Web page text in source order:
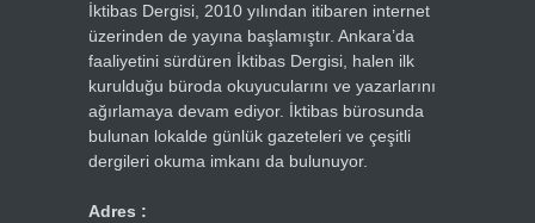
İktibas Dergisi, 2010 yılından itibaren internet
üzerinden de yayına başlamıştır. Ankara’da
faaliyetini sürdüren İktibas Dergisi, halen ilk
kurulduğu büroda okuyucularını ve yazarlarını
ağırlamaya devam ediyor. İktibas bürosunda
bulunan lokalde günlük gazeteleri ve çeşitli
dergileri okuma imkanı da bulunuyor.
Adres :